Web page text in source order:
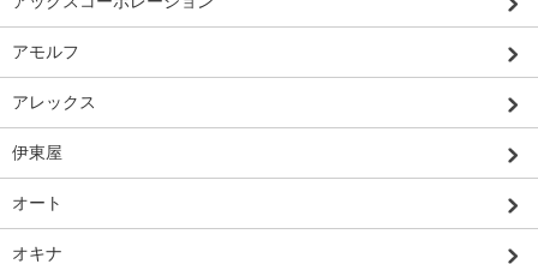
アモルフ
アレックス
伊東屋
オート
オキナ